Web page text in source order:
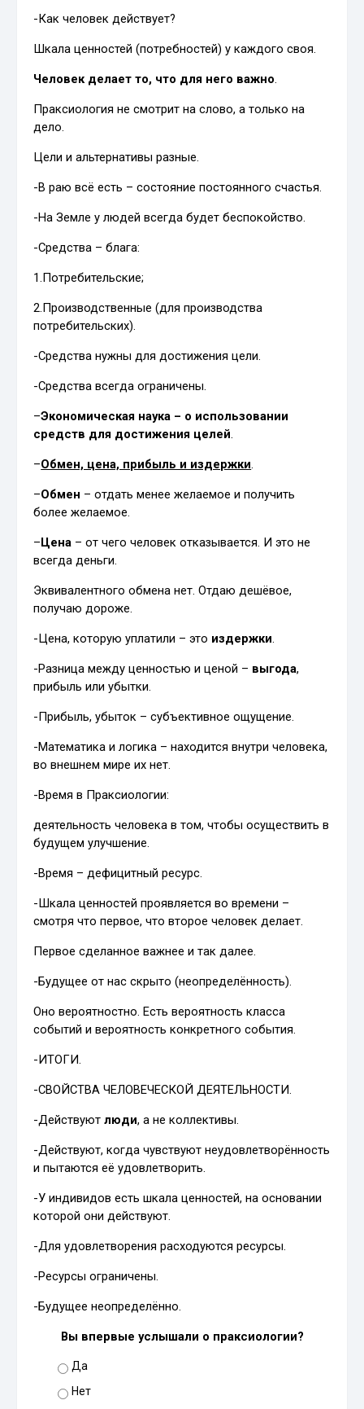
-Как человек действует?
Шкала ценностей (потребностей) у каждого своя.
Человек делает то, что для него важно.
Праксиология не смотрит на слово, а только на
дело.
Цели и альтернативы разные.
-В раю всё есть – состояние постоянного счастья.
-На Земле у людей всегда будет беспокойство.
-Средства – блага:
1.Потребительские;
2.Производственные (для производства
потребительских).
-Средства нужны для достижения цели.
-Средства всегда ограничены.
–Экономическая наука – о использовании
средств для достижения целей.
–Обмен, цена, прибыль и издержки.
–Обмен – отдать менее желаемое и получить
более желаемое.
–Цена – от чего человек отказывается. И это не
всегда деньги.
Эквивалентного обмена нет. Отдаю дешёвое,
получаю дороже.
-Цена, которую уплатили – это издержки.
-Разница между ценностью и ценой – выгода,
прибыль или убытки.
-Прибыль, убыток – субъективное ощущение.
-Математика и логика – находится внутри человека,
во внешнем мире их нет.
-Время в Праксиологии:
деятельность человека в том, чтобы осуществить в
будущем улучшение.
-Время – дефицитный ресурс.
-Шкала ценностей проявляется во времени –
смотря что первое, что второе человек делает.
Первое сделанное важнее и так далее.
-Будущее от нас скрыто (неопределённость).
Оно вероятностно. Есть вероятность класса
событий и вероятность конкретного события.
-ИТОГИ.
-СВОЙСТВА ЧЕЛОВЕЧЕСКОЙ ДЕЯТЕЛЬНОСТИ.
-Действуютлюди, а не коллективы.
-Действуют, когда чувствуют неудовлетворённость
и пытаются её удовлетворить.
-У индивидов есть шкала ценностей, на основании
которой они действуют.
-Для удовлетворения расходуются ресурсы.
-Ресурсы ограничены.
-Будущее неопределённо.
Вы впервые услышали о праксиологии?
Да
Нет